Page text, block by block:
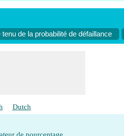
de la probabilité de défaillance
Dutch